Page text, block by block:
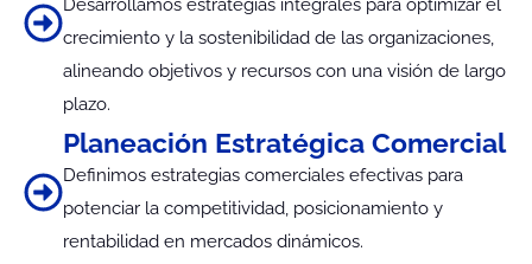
Desarrollamos estrategias integrales para optimizar el
crecimiento y la sostenibilidad de las organizaciones,
alineando objetivos y recursos con una visión de largo
plazo.
Planeación Estratégica Comercial
Definimos estrategias comerciales efectivas para
potenciar la competitividad, posicionamiento y
rentabilidad en mercados dinámicos.